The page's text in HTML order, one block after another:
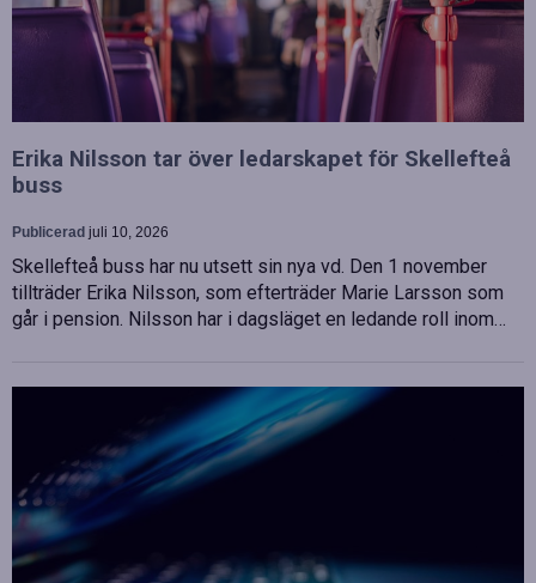
Erika Nilsson tar över ledarskapet för Skellefteå
buss
Publicerad juli 10, 2026
Skellefteå buss har nu utsett sin nya vd. Den 1 november
tillträder Erika Nilsson, som efterträder Marie Larsson som
går i pension. Nilsson har i dagsläget en ledande roll inom…